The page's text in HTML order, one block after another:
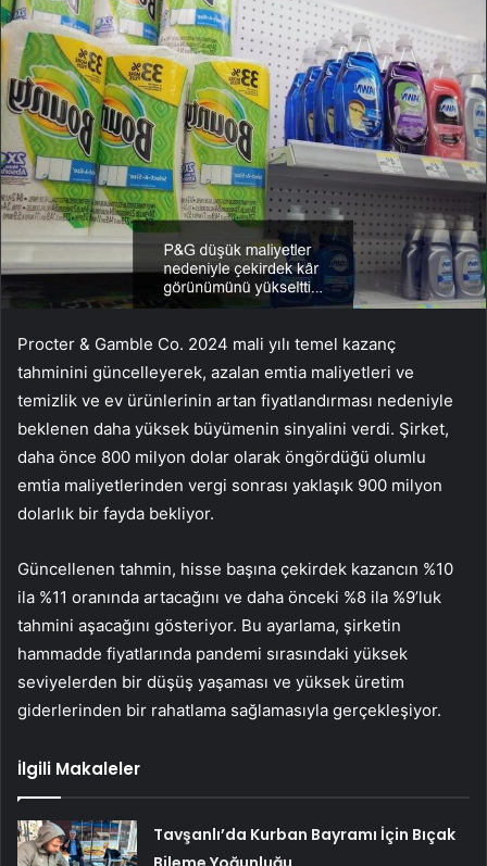
Procter & Gamble Co. 2024 mali yılı temel kazanç
tahminini güncelleyerek, azalan emtia maliyetleri ve
temizlik ve ev ürünlerinin artan fiyatlandırması nedeniyle
beklenen daha yüksek büyümenin sinyalini verdi. Şirket,
daha önce 800 milyon dolar olarak öngördüğü olumlu
emtia maliyetlerinden vergi sonrası yaklaşık 900 milyon
dolarlık bir fayda bekliyor.
Güncellenen tahmin, hisse başına çekirdek kazancın %10
ila %11 oranında artacağını ve daha önceki %8 ila %9’luk
tahmini aşacağını gösteriyor. Bu ayarlama, şirketin
hammadde fiyatlarında pandemi sırasındaki yüksek
seviyelerden bir düşüş yaşaması ve yüksek üretim
giderlerinden bir rahatlama sağlamasıyla gerçekleşiyor.
İlgili Makaleler
Tavşanlı’da Kurban Bayramı İçin Bıçak